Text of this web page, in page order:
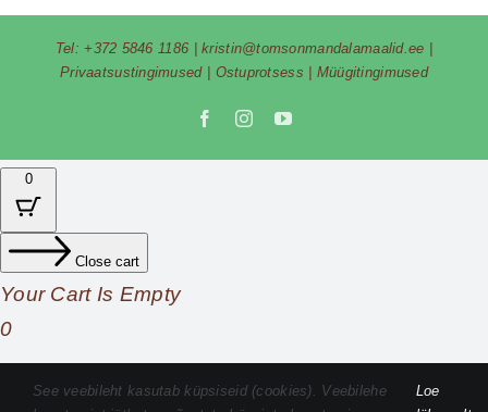
Tel: +372 5846 1186 |kristin@tomsonmandalamaalid.ee
Privaatsustingimused| Ostuprotsess Müügitingimused
FacebookInstagramYouTube
0
Close cart
Your Cart Is Empty
0
Check out our shop to see what's available
See veebileht kasutab küpsiseid (cookies). Veebilehe
Loe